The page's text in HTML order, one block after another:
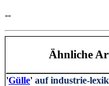
--
Ähnliche
'Gülle' auf industrie-